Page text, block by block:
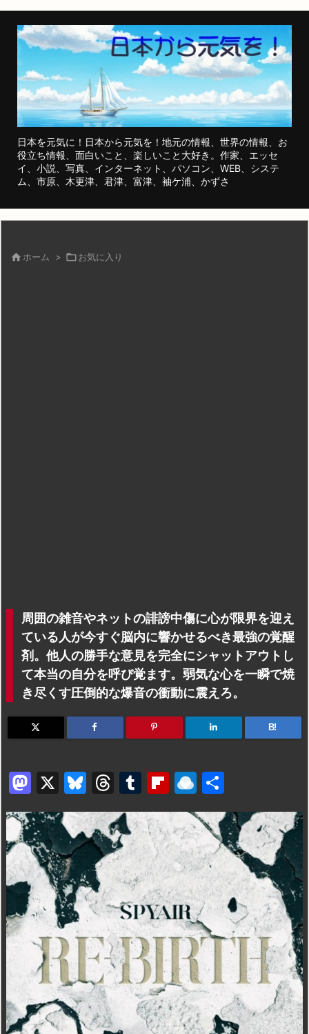
日本を元気に！日本から元気を！地元の情報、世界の情報、お
役立ち情報、面白いこと、楽しいこと大好き。作家、エッセ
イ、小説、写真、インターネット、パソコン、WEB、システ
ム、市原、木更津、君津、富津、袖ケ浦、かずさ
 ホーム > お気に入り
周囲の雑音やネットの誹謗中傷に心が限界を迎え
ている人が今すぐ脳内に響かせるべき最強の覚醒
剤。他人の勝手な意見を完全にシャットアウトし
て本当の自分を呼び覚ます。弱気な心を一瞬で焼
き尽くす圧倒的な爆音の衝動に震えろ。
B!
M
a
st
o
d
o
n
X
Bl
u
e
s
k
y
T
hr
e
a
d
s
T
u
m
bl
r
Fl
ip
b
o
ar
d
R
ai
n
dr
o
p.
io
有